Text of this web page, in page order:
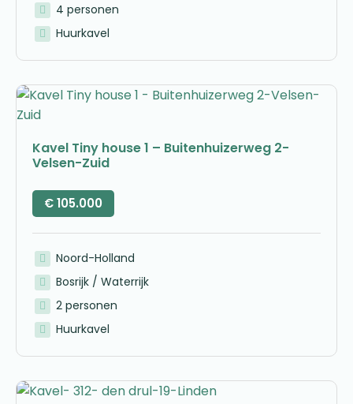
4 personen
Huurkavel
Kavel Tiny house 1 – Buitenhuizerweg 2-
Velsen-Zuid
€105.000
Noord-Holland
Bosrijk / Waterrijk
2 personen
Huurkavel